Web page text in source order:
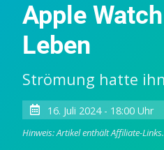
Apple
Leben
Strömung hatte
16. Juli 2024 - 18:00 Uhr
Hinweis: Artikel enthält Affiliate-Links.